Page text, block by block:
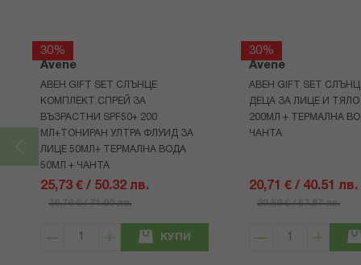
30%
Avene
АВЕН GIFT SET СЛЪНЦЕ
КОМПЛЕКТ СПРЕЙ ЗА
ВЪЗРАСТНИ SPF50+ 200
МЛ+ТОНИРАН УЛТРА ФЛУИД ЗА
ЛИЦЕ 50МЛ+ ТЕРМАЛНА ВОДА
50МЛ + ЧАНТА
25,73 € / 50.32 лв.
36,76 € / 71.90 лв.
КУПИ
30%
Avene
АВЕН GIFT SET
ДЕЦА ЗА ЛИЦЕ И ТЯЛО
200МЛ + ТЕРМАЛНА
ЧАНТА
20,71 € / 40.51 лв.
29,59 € / 57.87 лв.